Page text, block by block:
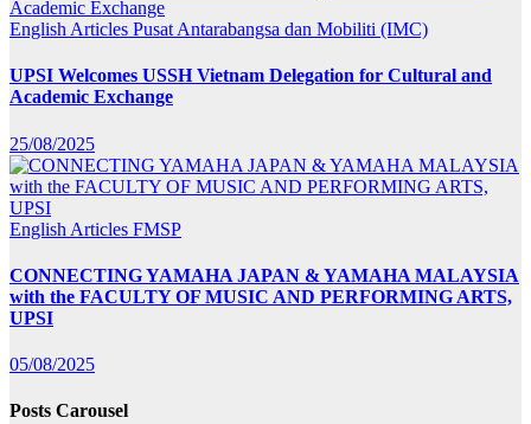
English Articles Pusat Antarabangsa dan Mobiliti (IMC)
UPSI Welcomes USSH Vietnam Delegation for Cultural and
Academic Exchange
25/08/2025
English Articles FMSP
CONNECTING YAMAHA JAPAN & YAMAHA MALAYSIA
with the FACULTY OF MUSIC AND PERFORMING ARTS,
UPSI
05/08/2025
Posts Carousel